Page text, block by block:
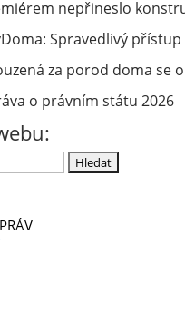
nepřineslo
Spravedlivý
za porod doma se
o právním státu 2026